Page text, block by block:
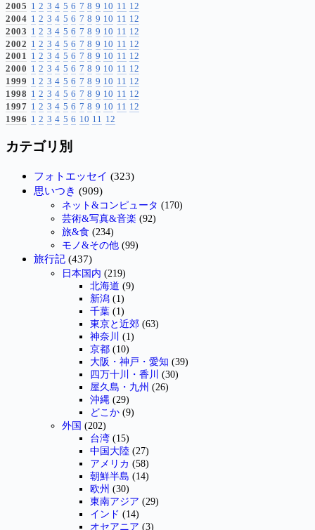
2005 1 2 3 4 5 6 7 8 9 10 11 12
2004 1 2 3 4 5 6 7 8 9 10 11 12
2003 1 2 3 4 5 6 7 8 9 10 11 12
2002 1 2 3 4 5 6 7 8 9 10 11 12
2001 1 2 3 4 5 6 7 8 9 10 11 12
2000 1 2 3 4 5 6 7 8 9 10 11 12
1999 1 2 3 4 5 6 7 8 9 10 11 12
1998 1 2 3 4 5 6 7 8 9 10 11 12
1997 1 2 3 4 5 6 7 8 9 10 11 12
1996 1 2 3 4 5 6 10 11 12
カテゴリ別
フォトエッセイ (323)
思いつき (909)
ネット&コンピュータ (170)
芸術&写真&音楽 (92)
旅&食 (234)
モノ&その他 (99)
旅行記 (437)
日本国内 (219)
北海道 (9)
新潟 (1)
千葉 (1)
東京と近郊 (63)
神奈川
(1)
京都 (10)
大阪・神戸・愛知 (39)
四万十川・香川
(30)
屋久島・九州 (26)
沖縄 (29)
どこか (9)
外国 (202)
台湾 (15)
中国大陸 (27)
アメリカ (58)
朝鮮半島 (14)
欧州 (30)
東南アジア (29)
インド (14)
オセアニア (3)